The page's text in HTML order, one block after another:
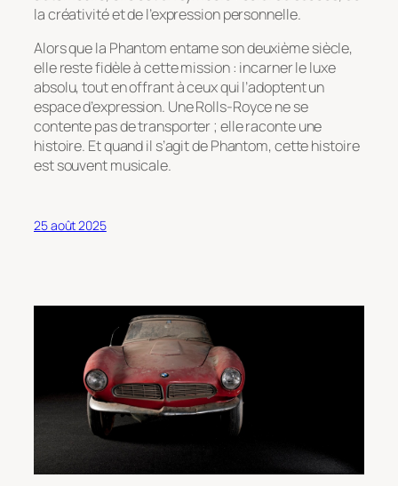
la créativité et de l’expression personnelle.
Alors que la Phantom entame son deuxième siècle,
elle reste fidèle à cette mission : incarner le luxe
absolu, tout en offrant à ceux qui l’adoptent un
espace d’expression. Une Rolls-Royce ne se
contente pas de transporter ; elle raconte une
histoire. Et quand il s’agit de Phantom, cette histoire
est souvent musicale.
25 août 2025